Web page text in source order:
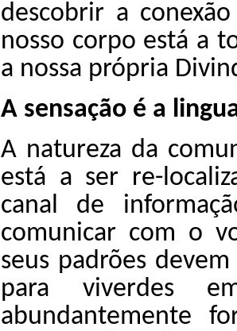
descobrir a
nosso corpo está a
a nossa própria
A sensação é a
A natureza da
está a ser re-
canal de
comunicar com o
seus padrões
para viverdes
abundantemente